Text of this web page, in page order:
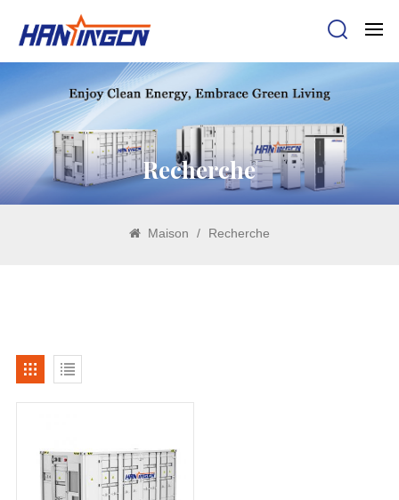
Recherche
Maison / Recherche